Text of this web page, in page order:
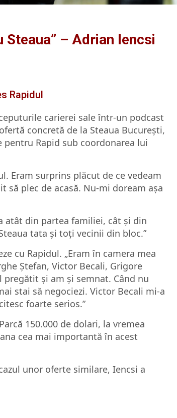
– Adrian Iencsi
Rapidul
carierei sale într-un podcast
concretă de la Steaua București,
pentru Rapid sub coordonarea lui
Eram surprins plăcut de ce vedeam
să plec de acasă. Nu-mi doream așa
atât din partea familiei, cât și din
tata și toți vecinii din bloc.”
cu Rapidul. „Eram în camera mea
Ștefan, Victor Becali, Grigore
și am și semnat. Când nu
stai să negociezi. Victor Becali mi-a
foarte serios.”
150.000 de dolari, la vremea
cea mai importantă în acest
unor oferte similare, Iencsi a